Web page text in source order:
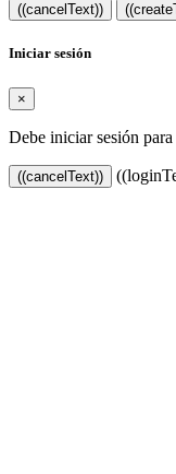
((cancelText))
Iniciar sesión
×
Debe iniciar sesión
((cancelText))